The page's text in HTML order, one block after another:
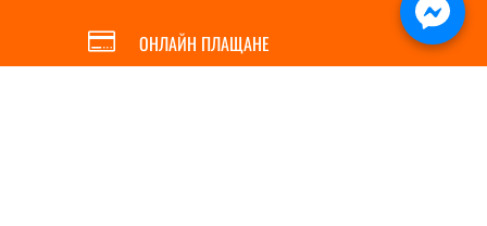
 ОНЛАЙН ПЛАЩАНЕ